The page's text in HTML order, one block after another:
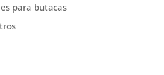
para butacas